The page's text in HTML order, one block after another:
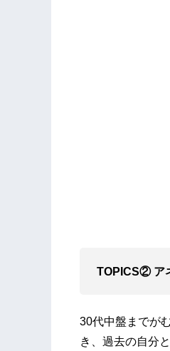
TOPICS② ア
30代中盤までが
き、過去の自分